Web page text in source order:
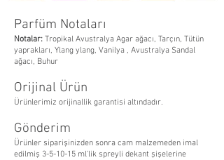
Parfüm Notaları
Notalar: Tropikal Avustralya Agar ağacı, Tarçın, Tütün
yaprakları, Ylang ylang, Vanilya , Avustralya Sandal
ağacı, Buhur
Orijinal Ürün
Ürünlerimiz orijinallik garantisi altındadır.
Gönderim
Ürünler siparişinizden sonra cam malzemeden imal
edilmiş 3-5-10-15 ml’lik spreyli dekant şişelerine